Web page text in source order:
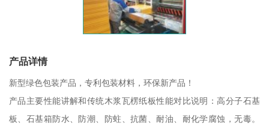
产品详情
新型绿色包装产品，专利包装材料，环保新产品！
产品主要性能讲解和传统木浆瓦楞纸板性能对比说明：高分子石基
板、石基箱防水、防潮、防蛀、抗菌、耐油、耐化学腐蚀，无毒。